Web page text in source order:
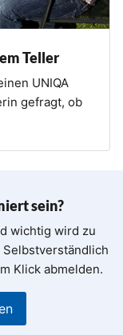
Teller
UNIQA
gefragt, ob
sein?
wichtig wird zu
Klick abmelden.